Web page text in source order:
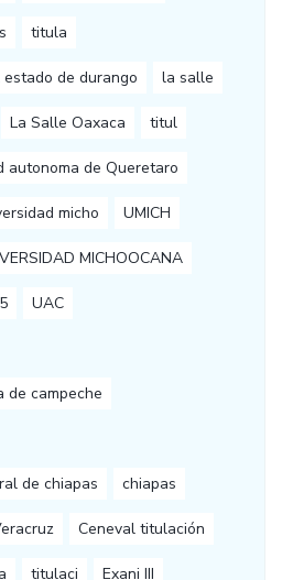
titula
de durango la salle
La Salle Oaxaca titul
autonoma de Queretaro
micho UMICH
MICHOOCANA
UAC
de campeche
de chiapas chiapas
Ceneval titulación
titulaci Exani III